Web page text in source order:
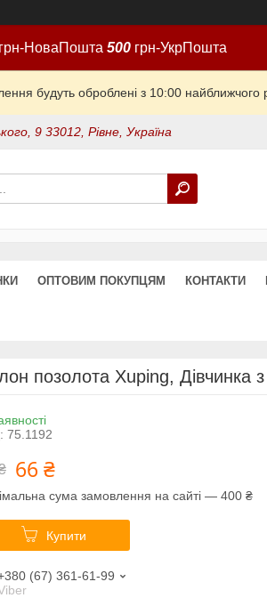
НоваПошта 500грн-УкрПошта
будуть оброблені з 10:00 найближчого
9 33012, Рівне, Україна
ОПТОВИМ ПОКУПЦЯМ КОНТАКТИ
позолота Xuping, Дівчинка з
75.1192
66 ₴
сума замовлення на сайті — 400 ₴
Купити
(67) 361-61-99